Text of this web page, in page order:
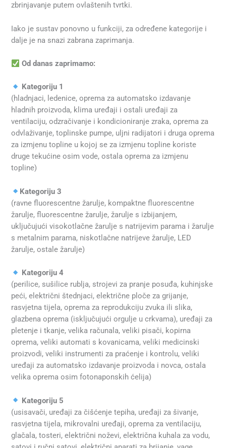
zbrinjavanje putem ovlaštenih tvrtki.
Iako je sustav ponovno u funkciji, za određene kategorije i
dalje je na snazi zabrana zaprimanja.
Od danas zaprimamo:
Kategoriju 1
(hladnjaci, ledenice, oprema za automatsko izdavanje
hladnih proizvoda, klima uređaji i ostali uređaji za
ventilaciju, odzračivanje i kondicioniranje zraka, oprema za
odvlaživanje, toplinske pumpe, uljni radijatori i druga oprema
za izmjenu topline u kojoj se za izmjenu topline koriste
druge tekućine osim vode, ostala oprema za izmjenu
topline)
Kategoriju 3
(ravne fluorescentne žarulje, kompaktne fluorescentne
žarulje, fluorescentne žarulje, žarulje s izbijanjem,
uključujući visokotlačne žarulje s natrijevim parama i žarulje
s metalnim parama, niskotlačne natrijeve žarulje, LED
žarulje, ostale žarulje)
Kategoriju 4
(perilice, sušilice rublja, strojevi za pranje posuđa, kuhinjske
peći, električni štednjaci, električne ploče za grijanje,
rasvjetna tijela, oprema za reprodukciju zvuka ili slika,
glazbena oprema (isključujući orgulje u crkvama), uređaji za
pletenje i tkanje, velika računala, veliki pisači, kopirna
oprema, veliki automati s kovanicama, veliki medicinski
proizvodi, veliki instrumenti za praćenje i kontrolu, veliki
uređaji za automatsko izdavanje proizvoda i novca, ostala
velika oprema osim fotonaponskih ćelija)
Kategoriju 5
(usisavači, uređaji za čišćenje tepiha, uređaji za šivanje,
rasvjetna tijela, mikrovalni uređaji, oprema za ventilaciju,
glačala, tosteri, električni noževi, električna kuhala za vodu,